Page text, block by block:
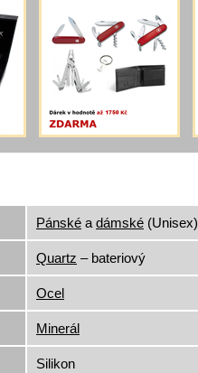
Pánské a dámské (Unisex)
Quartz – bateriový
Ocel
Minerál
Silikon